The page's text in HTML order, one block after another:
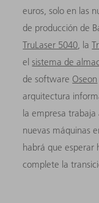
euros, solo en las
de producción de
TruLaser 5040 , la
elsistema de
de software Oseon
arquitectura
la empresa
nuevas máquinas
habrá que esperar
complete la